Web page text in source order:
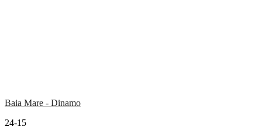
Baia Mare - Dinamo
24-15